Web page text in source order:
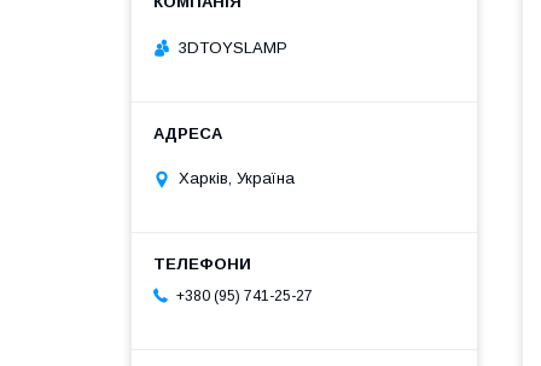
3DTOYSLAMP
Харків, Україна
+380 (95) 741-25-27